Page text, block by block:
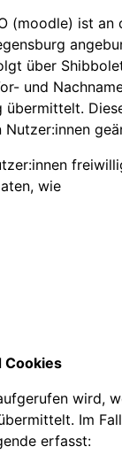
(moodle) ist an
über
und
übermittelt.
wie
Cookies
wird,
Im
erfasst: